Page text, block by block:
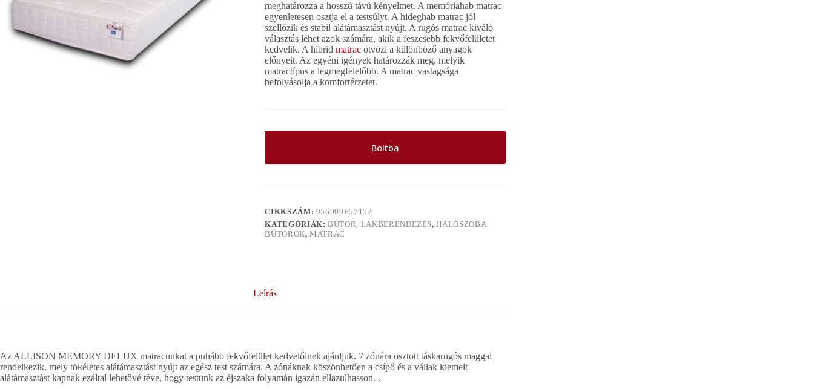
meghatározza a hosszú távú kényelmet. A memóriahab matrac
egyenletesen osztja el a testsúlyt. A hideghab matrac jól
szellőzik és stabil alátámasztást nyújt. A rugós matrac kiváló
választás lehet azok számára, akik a feszesebb fekvőfelületet
kedvelik. A hibridmatrac ötvözi a különböző anyagok
előnyeit. Az egyéni igények határozzák meg, melyik
matractípus a legmegfelelőbb. A matrac vastagsága
befolyásolja a komfortérzetet.
Boltba
CIKKSZÁM: 956909E57157
KATEGÓRIÁK:BÚTOR, LAKBERENDEZÉS,HÁLÓSZOBA
BÚTOROK,MATRAC
Leírás
Az ALLISON MEMORY DELUX matracunkat a puhább fekvőfelület kedvelőinek ajánljuk. 7 zónára osztott táskarugós maggal
rendelkezik, mely tökéletes alátámasztást nyújt az egész test számára. A zónáknak köszönhetően a csípő és a vállak kiemelt
alátámasztást kapnak ezáltal lehetővé téve, hogy testünk az éjszaka folyamán igazán ellazulhasson. .